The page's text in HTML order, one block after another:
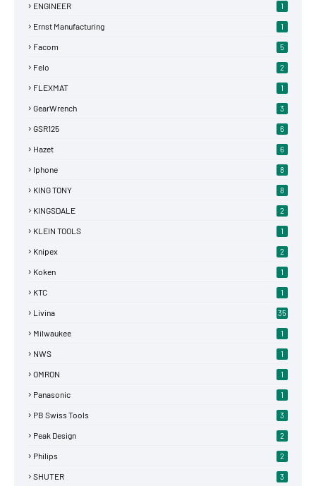
ENGINEER 1
Ernst Manufacturing 1
Facom 5
Felo 2
FLEXMAT 1
GearWrench 3
GSR125 6
Hazet 6
Iphone 8
KING TONY 8
KINGSDALE 2
KLEIN TOOLS 1
Knipex 2
Koken 1
KTC 1
Livina 35
Milwaukee 1
NWS 1
OMRON 1
Panasonic 1
PB Swiss Tools 3
Peak Design 2
Philips 2
SHUTER 3